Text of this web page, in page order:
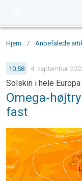
Hjem / Anbefalede
10.58 4. september
Solskin i hele Europa
Omega-
fast